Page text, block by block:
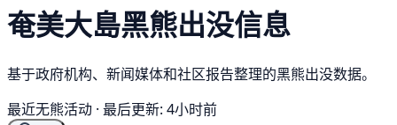
奄美大島黑熊出没信息
基于政府机构、新闻媒体和社区报告整理的黑熊出没数据。
最近无熊活动 · 最后更新: 4小时前